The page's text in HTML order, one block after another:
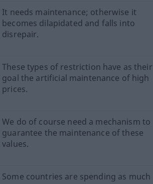
It needs maintenance; otherwise it
becomes dilapidated and falls into
disrepair.
These types of restriction have as their
goal the artificial maintenance of high
prices.
We do of course need a mechanism to
guarantee the maintenance of these
values.
Some countries are spending as much